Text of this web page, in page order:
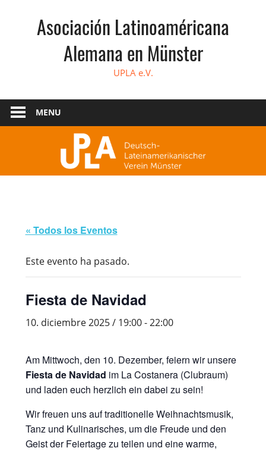
Asociación Latinoaméricana
Alemana en Münster
UPLA e.V.
MENU
« Todos los Eventos
Este evento ha pasado.
Fiesta de Navidad
10. diciembre 2025 / 19:00-22:00
Am Mittwoch, den 10. Dezember, feiern wir unsere
Fiesta de Navidad im La Costanera (Clubraum)
und laden euch herzlich ein dabei zu sein!
Wir freuen uns auf traditionelle Weihnachtsmusik,
Tanz und Kulinarisches, um die Freude und den
Geist der Feiertage zu teilen und eine warme,